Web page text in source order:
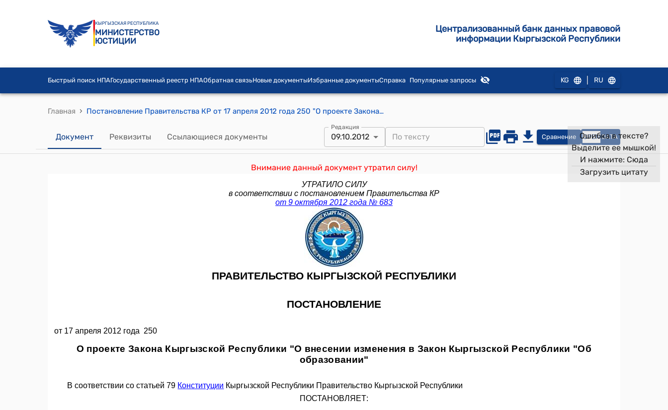
КЫРГЫЗСКАЯ РЕСПУБЛИКА
МИНИСТЕРСТВО
ЮСТИЦИИ
Централизованный банк данных правовой
информации Кыргызской Республики
Быстрый поиск НПАГосударственный реестр НПАОбратная связьНовые документыИзбранные документыСправка Популярные запросы KG RU
Главная › Постановление Правительства КР от 17 апреля 2012 года 250 "О проекте Закона Кыргызской Республики "О внесении изменения в Закон Кыргызской Республики "Об образовании""
Документ Реквизиты Ссылающиеся документы
Редакция
09.10.2012 Сравнение OPEN DATA
Внимание данный документ утратил силу!
Ошибка в тексте?
Выделите ее мышкой!
И нажмите: Сюда
Загрузить цитату